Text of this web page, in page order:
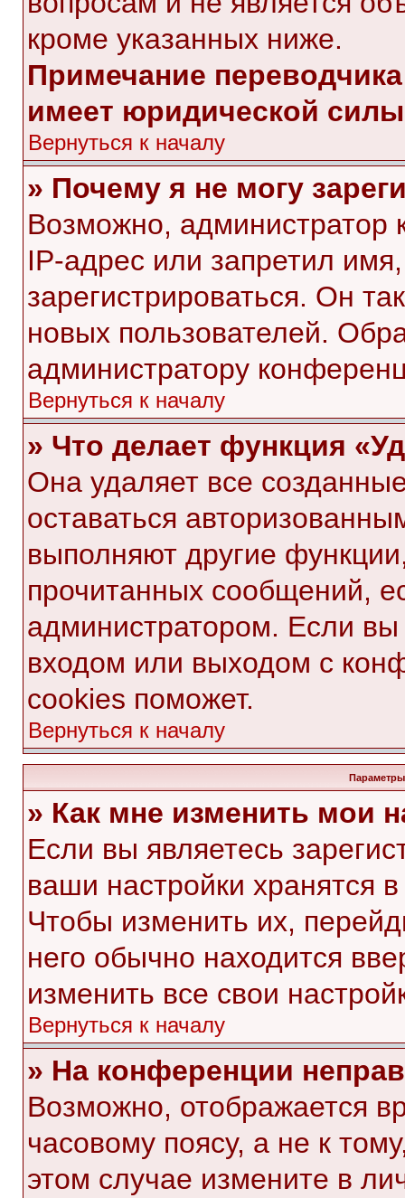
кроме указанных ниже.
Примечание
имеет юридической
Вернуться к началу
» Почему я не могу
Возможно, администратор
IP-адрес или запретил
зарегистрироваться. Он
новых пользователей.
администратору
Вернуться к началу
» Что делает функция
Она удаляет все
оставаться
выполняют другие
прочитанных сообщений,
администратором. Если
входом или выходом с
cookies поможет.
Вернуться к началу
Параметры
» Как мне изменить мои
Если вы являетесь
ваши настройки хранятся
Чтобы изменить их,
него обычно находится
изменить все свои
Вернуться к началу
» На конференции
Возможно, отображается
часовому поясу, а не к
этом случае измените в